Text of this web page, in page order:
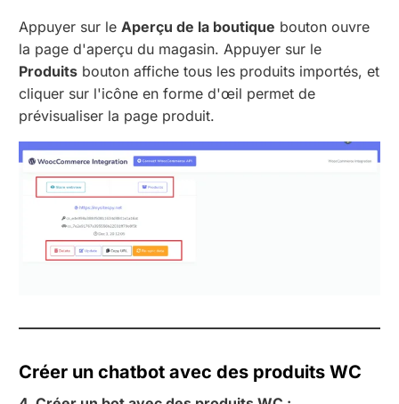
Appuyer sur leAperçu de la boutique bouton ouvre
la page d'aperçu du magasin. Appuyer sur le
Produits bouton affiche tous les produits importés, et
cliquer sur l'icône en forme d'œil permet de
prévisualiser la page produit.
Créer un chatbot avec des produits WC